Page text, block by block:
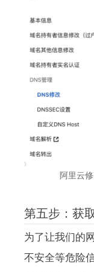
阿里云
第五步：获
为了让我们的
不安全等危险